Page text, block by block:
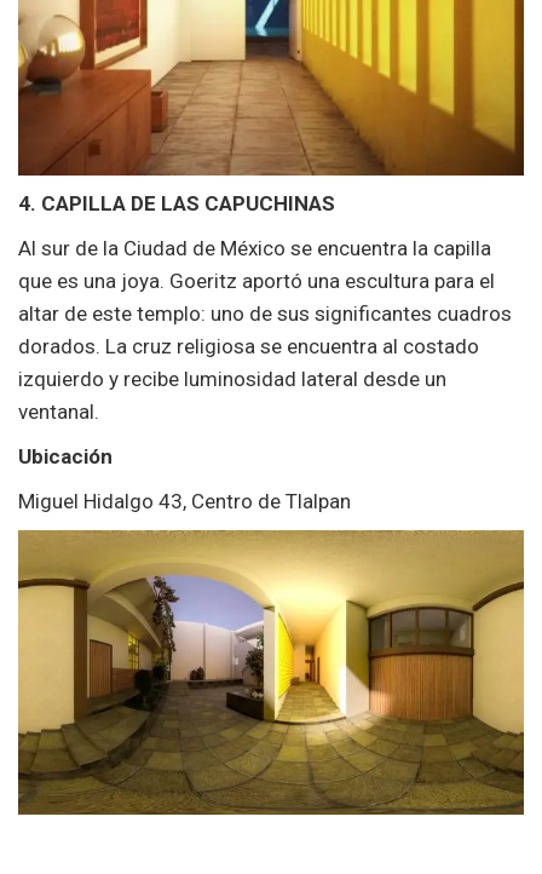
4. CAPILLA DE LAS CAPUCHINAS
Al sur de la Ciudad de México se encuentra la capilla
que es una joya. Goeritz aportó una escultura para el
altar de este templo: uno de sus significantes cuadros
dorados. La cruz religiosa se encuentra al costado
izquierdo y recibe luminosidad lateral desde un
ventanal.
Ubicación
Miguel Hidalgo 43, Centro de Tlalpan